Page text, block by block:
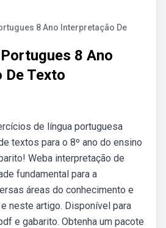
8 Ano Interpretação De
8 Ano
De Texto
de língua portuguesa
textos para o 8º ano do ensino
Weba interpretação de
fundamental para a
áreas do conhecimento e
neste artigo. Disponível para
e gabarito. Obtenha um pacote